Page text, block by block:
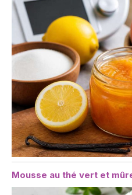
Mousse au thé vert et